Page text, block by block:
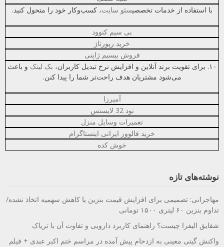
با استفاده از خدمات تخصصیسئو سایت، کسب‌وکار خود را متحول کنید.
بی سیم کنوود
خرید رپورتاژ
فروش بیسیم ژاپنی
۱۰. برای تقویت برند آنلاین و افزایش نرخ تبدیل کاربران،
بک لینک و باعث
می‌شود مشتریان هدف راحت‌تر شما را پیدا کنن.
آمیرزا
نود 32 لایسنس
تعمیرات وسایل منزل
خرید فالوور ایرانی اینستاگرام
خوش کده
نوشته‌های تازه
مهاجرانی: تصمیمی برای افزایش قیمت بنزین یا کاهش سهمیه اتخاذ نشده/
تداوم بنزین ۶۰ لیتری ۱۵۰۰ تومانی
شقایق الیفرا چیست؟ راهنمای کاربرد دارویی و تفاوت آن با تریاک
واکنش گیتی معینی به ازدحام پیش آمده در مراسم ختم اکبر عبدی + فیلم